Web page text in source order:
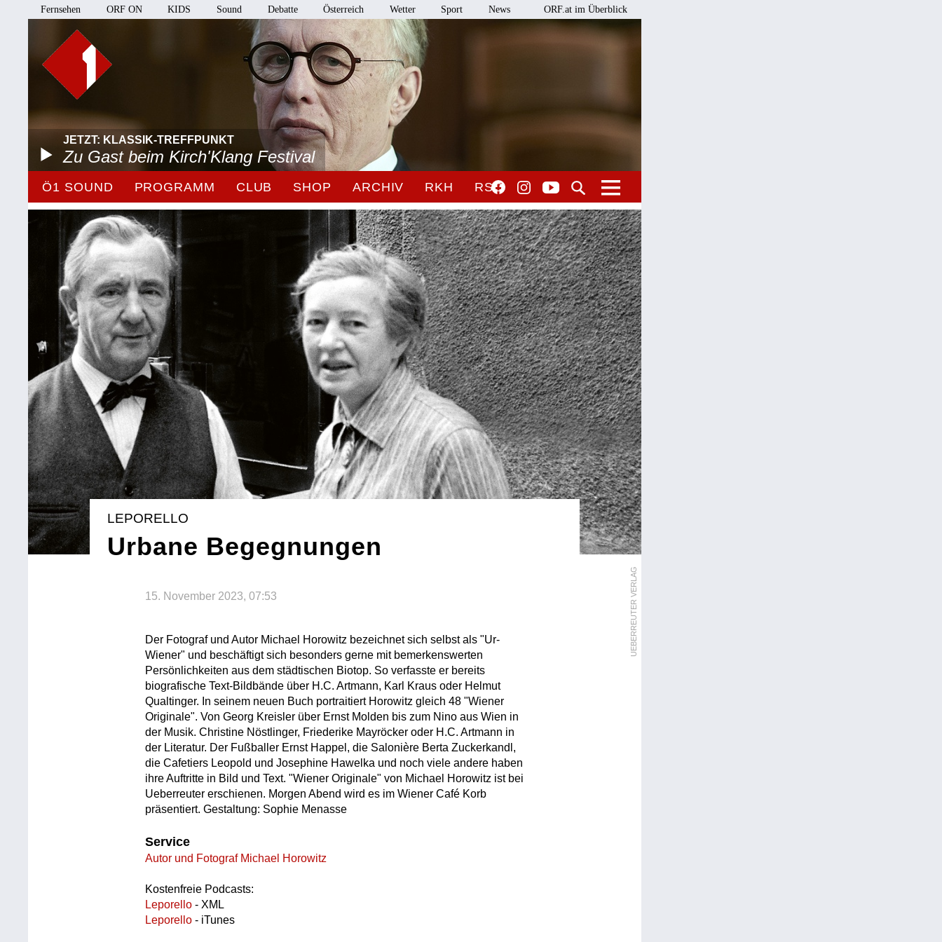
Fernsehen ORF ON KIDS Sound Debatte Österreich Wetter Sport News ORF.at im Überblick
JETZT: KLASSIK-TREFFPUNKT
Zu Gast beim Kirch'Klang Festival
Ö1 SOUND PROGRAMM CLUB SHOP ARCHIV RKH RSO
UEBERREUTER VERLAG
LEPORELLO
Urbane Begegnungen
15. November 2023, 07:53
Der Fotograf und Autor Michael Horowitz bezeichnet sich selbst als "Ur-
Wiener" und beschäftigt sich besonders gerne mit bemerkenswerten
Persönlichkeiten aus dem städtischen Biotop. So verfasste er bereits
biografische Text-Bildbände über H.C. Artmann, Karl Kraus oder Helmut
Qualtinger. In seinem neuen Buch portraitiert Horowitz gleich 48 "Wiener
Originale". Von Georg Kreisler über Ernst Molden bis zum Nino aus Wien in
der Musik. Christine Nöstlinger, Friederike Mayröcker oder H.C. Artmann in
der Literatur. Der Fußballer Ernst Happel, die Salonière Berta Zuckerkandl,
die Cafetiers Leopold und Josephine Hawelka und noch viele andere haben
ihre Auftritte in Bild und Text. "Wiener Originale" von Michael Horowitz ist bei
Ueberreuter erschienen. Morgen Abend wird es im Wiener Café Korb
präsentiert. Gestaltung: Sophie Menasse
Service
Autor und Fotograf Michael Horowitz
Kostenfreie Podcasts:
Leporello - XML
Leporello - iTunes